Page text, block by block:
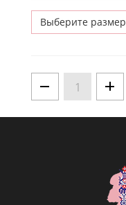
Выберите размер
1